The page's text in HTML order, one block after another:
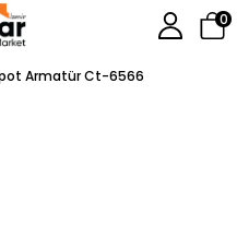
0
Armatür Ct-6566